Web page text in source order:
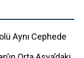
Aynı Cephede